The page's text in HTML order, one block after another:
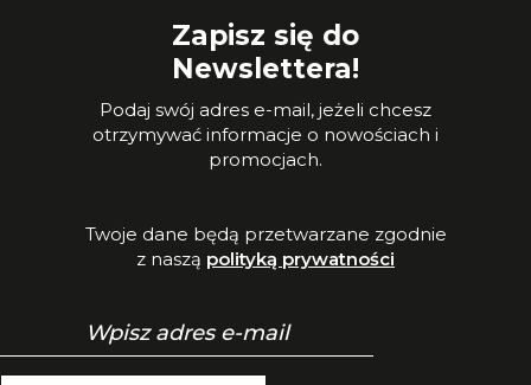
Zapisz się do
Newslettera!
Podaj swój adres e-mail, jeżeli chcesz
otrzymywać informacje o nowościach i
promocjach.
Twoje dane będą przetwarzane zgodnie
z naszą polityką prywatności